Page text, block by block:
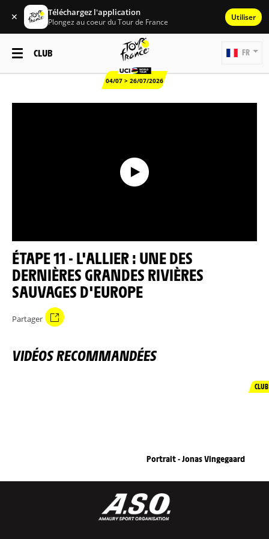
✕ Téléchargez l'application
Plongez au coeur du Tour de France Utiliser
CLUB
04/07 > 26/07/2026
FR
ÉTAPE 11 - L'ALLIER : UNE DES
DERNIÈRES GRANDES RIVIÈRES
SAUVAGES D'EUROPE
Partager
VIDÉOS RECOMMANDÉES
CLUB
Portrait - Jonas Vingegaard